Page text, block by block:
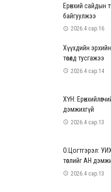
Ерөнхий сайдын
байгуулжээ
2026.4 сар.16
Хүүхдийн эрхийн
төсөлд тусгажээ
2026.4 сар.14
ХҮН:
дэмжихгүй
2026.4 сар.13
О.Цогтгэрэл:
төслийг АН
2026.4 сар.13